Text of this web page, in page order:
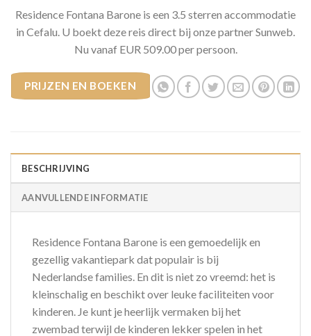
Residence Fontana Barone is een 3.5 sterren accommodatie
in Cefalu. U boekt deze reis direct bij onze partner Sunweb.
Nu vanaf EUR 509.00 per persoon.
PRIJZEN EN BOEKEN
BESCHRIJVING
AANVULLENDE INFORMATIE
Residence Fontana Barone is een gemoedelijk en
gezellig vakantiepark dat populair is bij
Nederlandse families. En dit is niet zo vreemd: het is
kleinschalig en beschikt over leuke faciliteiten voor
kinderen. Je kunt je heerlijk vermaken bij het
zwembad terwijl de kinderen lekker spelen in het